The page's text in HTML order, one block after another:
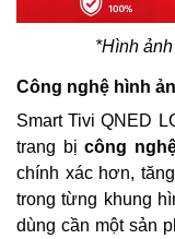
*Hình
Công nghệ hình
Smart Tivi QNED
trang bịcông
chính xác hơn,
trong từng khung
dùng cần một sản